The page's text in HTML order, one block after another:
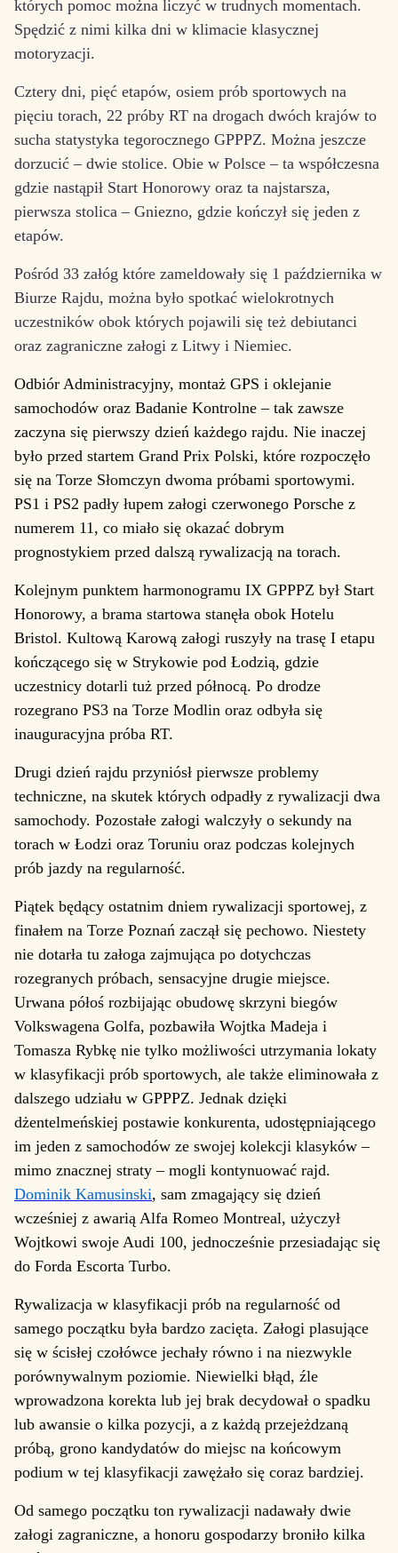
których pomoc można liczyć w trudnych momentach.
Spędzić z nimi kilka dni w klimacie klasycznej
motoryzacji.
Cztery dni, pięć etapów, osiem prób sportowych na
pięciu torach, 22 próby RT na drogach dwóch krajów to
sucha statystyka tegorocznego GPPPZ. Można jeszcze
dorzucić – dwie stolice. Obie w Polsce – ta współczesna
gdzie nastąpił Start Honorowy oraz ta najstarsza,
pierwsza stolica – Gniezno, gdzie kończył się jeden z
etapów.
Pośród 33 załóg które zameldowały się 1 października w
Biurze Rajdu, można było spotkać wielokrotnych
uczestników obok których pojawili się też debiutanci
oraz zagraniczne załogi z Litwy i Niemiec.
Odbiór Administracyjny, montaż GPS i oklejanie
samochodów oraz Badanie Kontrolne – tak zawsze
zaczyna się pierwszy dzień każdego rajdu. Nie inaczej
było przed startem Grand Prix Polski, które rozpoczęło
się na Torze Słomczyn dwoma próbami sportowymi.
PS1 i PS2 padły łupem załogi czerwonego Porsche z
numerem 11, co miało się okazać dobrym
prognostykiem przed dalszą rywalizacją na torach.
Kolejnym punktem harmonogramu IX GPPPZ był Start
Honorowy, a brama startowa stanęła obok Hotelu
Bristol. Kultową Karową załogi ruszyły na trasę I etapu
kończącego się w Strykowie pod Łodzią, gdzie
uczestnicy dotarli tuż przed północą. Po drodze
rozegrano PS3 na Torze Modlin oraz odbyła się
inauguracyjna próba RT.
Drugi dzień rajdu przyniósł pierwsze problemy
techniczne, na skutek których odpadły z rywalizacji dwa
samochody. Pozostałe załogi walczyły o sekundy na
torach w Łodzi oraz Toruniu oraz podczas kolejnych
prób jazdy na regularność.
Piątek będący ostatnim dniem rywalizacji sportowej, z
finałem na Torze Poznań zaczął się pechowo. Niestety
nie dotarła tu załoga zajmująca po dotychczas
rozegranych próbach, sensacyjne drugie miejsce.
Urwana półoś rozbijając obudowę skrzyni biegów
Volkswagena Golfa, pozbawiła Wojtka Madeja i
Tomasza Rybkę nie tylko możliwości utrzymania lokaty
w klasyfikacji prób sportowych, ale także eliminowała z
dalszego udziału w GPPPZ. Jednak dzięki
dżentelmeńskiej postawie konkurenta, udostępniającego
im jeden z samochodów ze swojej kolekcji klasyków –
mimo znacznej straty – mogli kontynuować rajd.
Dominik Kamusinski, sam zmagający się dzień
wcześniej z awarią Alfa Romeo Montreal, użyczył
Wojtkowi swoje Audi 100, jednocześnie przesiadając się
do Forda Escorta Turbo.
Rywalizacja w klasyfikacji prób na regularność od
samego początku była bardzo zacięta. Załogi plasujące
się w ścisłej czołówce jechały równo i na niezwykle
porównywalnym poziomie. Niewielki błąd, źle
wprowadzona korekta lub jej brak decydował o spadku
lub awansie o kilka pozycji, a z każdą przejeżdzaną
próbą, grono kandydatów do miejsc na końcowym
podium w tej klasyfikacji zawężało się coraz bardziej.
Od samego początku ton rywalizacji nadawały dwie
załogi zagraniczne, a honoru gospodarzy broniło kilka